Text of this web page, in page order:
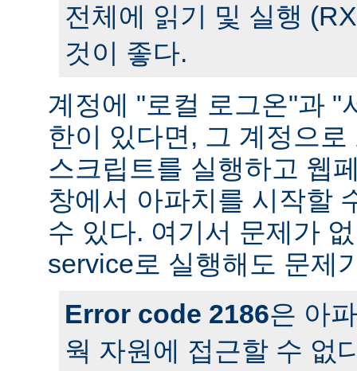
전체에 읽기 및 실행
것이 좋다.
계정에 "로컬 로그온"과 "
한이 있다면, 그 계정으
스크립트를 실행하고 웹
창에서 아파치를 시작할
수 있다. 여기서 문제가
service로 실행해도 문제
Error code 2186은 아
웍 자원에 접근할 수 없